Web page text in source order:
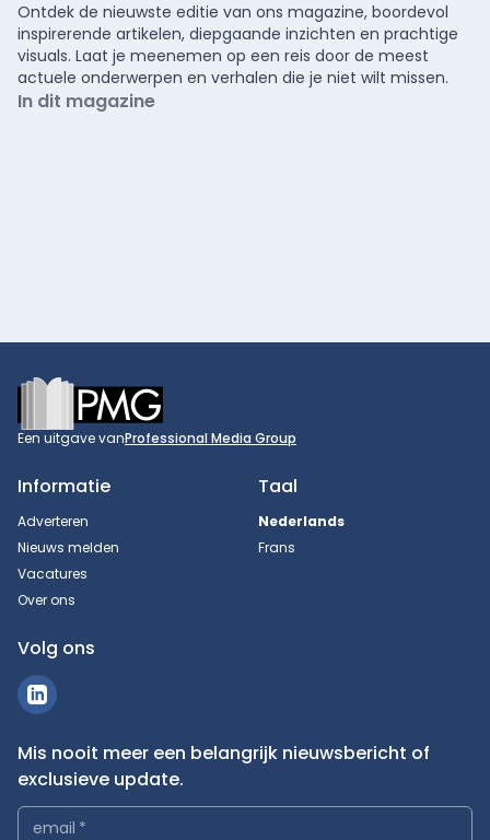
Ontdek de nieuwste editie van ons magazine, boordevol
inspirerende artikelen, diepgaande inzichten en prachtige
visuals. Laat je meenemen op een reis door de meest
actuele onderwerpen en verhalen die je niet wilt missen.
In dit magazine
Footer
Een uitgave vanProfessional Media Group
Informatie
Adverteren
Nieuws melden
Vacatures
Over ons
Taal
Nederlands
Frans
Volg ons
Mis nooit meer een belangrijk nieuwsbericht of
exclusieve update.
email *